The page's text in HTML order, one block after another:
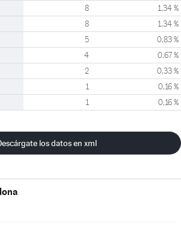
8 1,34 %
8 1,34 %
5 0,83 %
4 0,67 %
2 0,33 %
1 0,16 %
1 0,16 %
los datos en xml